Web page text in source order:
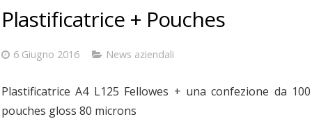
Eventi e promozioni
Contatti
E-Shop
Plastificatrice + Pouches
6 Giugno 2016 News aziendali
Plastificatrice A4 L125 Fellowes + una confezione da 100
pouches gloss 80 microns